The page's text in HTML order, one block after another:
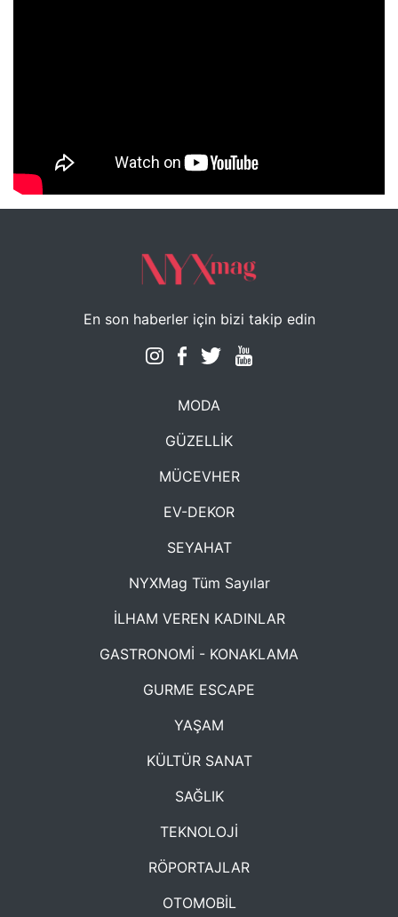
NYXmag 2. Yaş Kutlama Etkinliği
En son haberler için bizi takip edin
MODA
GÜZELLİK
MÜCEVHER
EV-DEKOR
SEYAHAT
NYXMag Tüm Sayılar
İLHAM VEREN KADINLAR
GASTRONOMİ - KONAKLAMA
GURME ESCAPE
YAŞAM
KÜLTÜR SANAT
SAĞLIK
TEKNOLOJİ
RÖPORTAJLAR
OTOMOBİL